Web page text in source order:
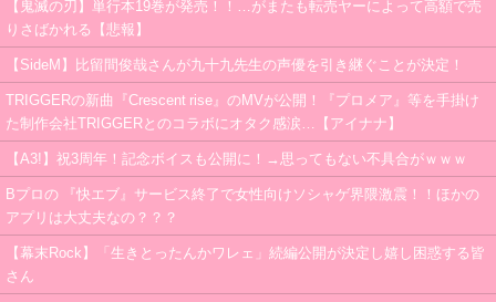
【鬼滅の刃】単行本19巻が発売！！…がまたも転売ヤーによって高額で売
りさばかれる【悲報】
【SideM】比留間俊哉さんが九十九先生の声優を引き継ぐことが決定！
TRIGGERの新曲『Crescent rise』のMVが公開！『プロメア』等を手掛け
た制作会社TRIGGERとのコラボにオタク感涙…【アイナナ】
【A3!】祝3周年！記念ボイスも公開に！→思ってもない不具合がｗｗｗ
Bプロの 『快エブ』サービス終了で女性向けソシャゲ界隈激震！！ほかの
アプリは大丈夫なの？？？
【幕末Rock】「生きとったんかワレェ」続編公開が決定し嬉し困惑する皆
さん